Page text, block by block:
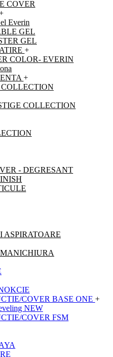
COVER
Everin
GEL
GEL
+
COLOR- EVERIN
+
COLLECTION
- DEGRESANT
ASPIRATOARE
COVER BASE ONE +
NEW
COVER FSM